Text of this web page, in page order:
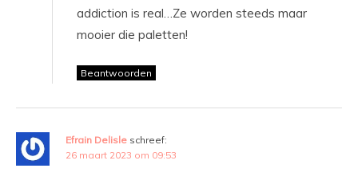
addiction is real…Ze worden steeds maar
mooier die paletten!
Beantwoorden
Efrain Delisle schreef:
26 maart 2023 om 09:53